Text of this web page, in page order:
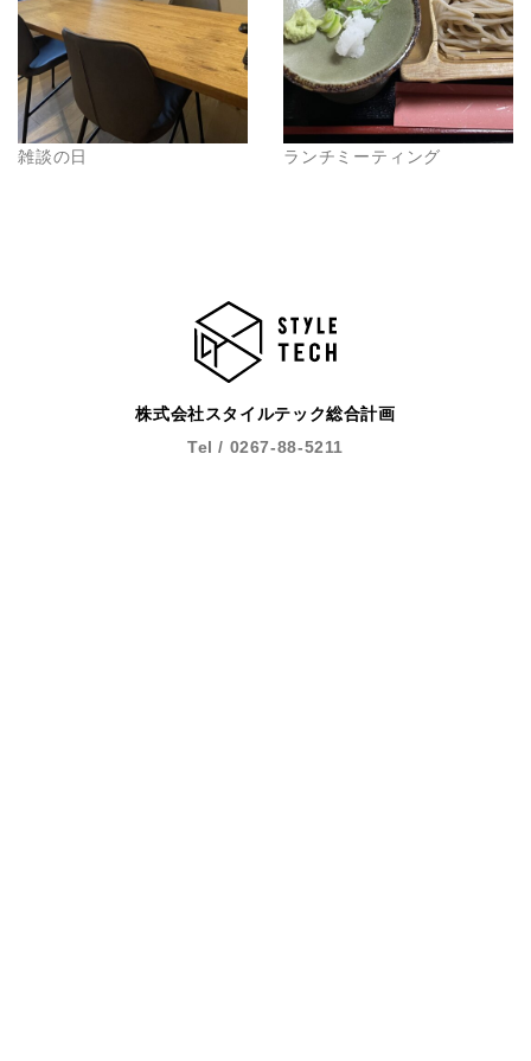
雑談の日 ランチミーティング
株式会社スタイルテック総合計画
Tel / 0267-88-5211